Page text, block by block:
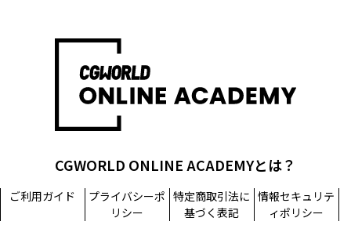
CGWORLD ONLINE ACADEMYとは？
ご利用ガイド
プライバシーポ
リシー
特定商取引法に
基づく表記
情報セキュリテ
ィポリシー